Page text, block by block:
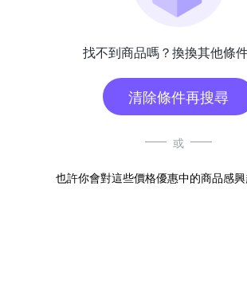
找不到商品嗎？換換其他條
清除條件再搜尋
或
也許你會對這些價格優惠中的商品感興